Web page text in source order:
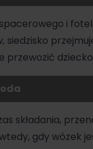
i
siedzisko
przewozić
składania,
gdywózek